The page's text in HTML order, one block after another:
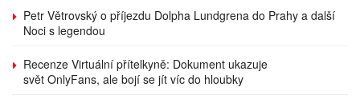
Petr Větrovský o příjezdu Dolpha Lundgrena do Prahy a další
Noci s legendou
Recenze Virtuální přítelkyně: Dokument ukazuje
svět OnlyFans, ale bojí se jít víc do hloubky